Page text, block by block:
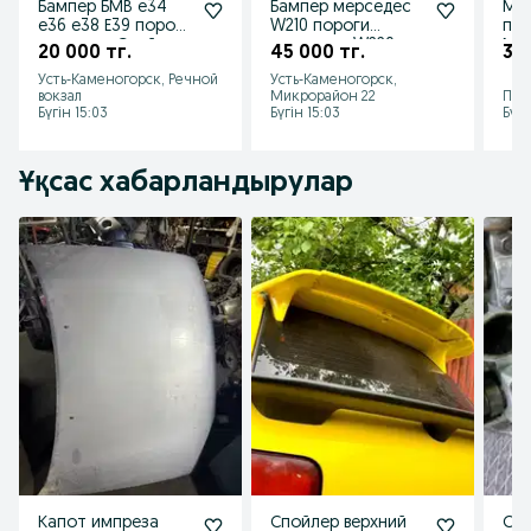
Бампер БМВ е34
е36 е38 Е39 пороги
накладки Спойлер
w190w202w210
20 000 тг.
Усть-Каменогорск, Речной
вокзал
Бүгін 15:03
Бампер мерседес
W210 пороги
мерседес W220
45 000 тг.
Усть-Каменогорск,
Микрорайон 22
Бүгін 15:03
32
Ұқсас хабарландырулар
Капот импреза Спойлер верхний